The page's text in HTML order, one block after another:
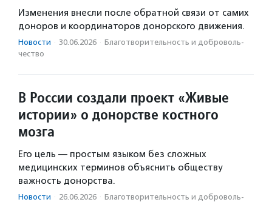
Изменения внесли после обратной связи от самих
доноров и координаторов донорского движения.
Новости · 30.06.2026 · Благотвори­тель­ность и доброволь­
чест­во
В России создали проект «Живые
истории» о донорстве костного
мозга
Его цель — простым языком без сложных
медицинских терминов объяснить обществу
важность донорства.
Новости · 26.06.2026 · Благотвори­тель­ность и доброволь­